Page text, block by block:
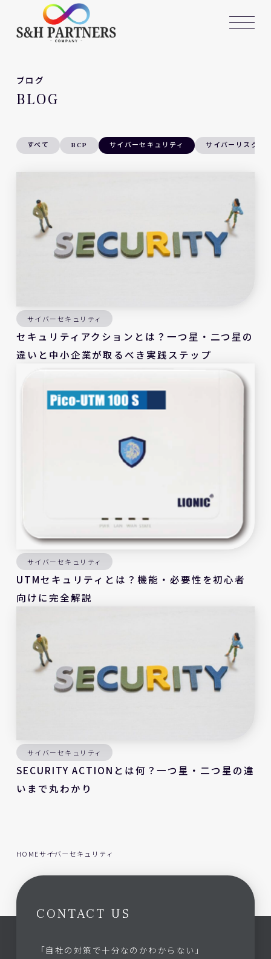
ブログ
BLOG
すべて BCP サイバーセキュリティ サイバーリスク対
サイバーセキュリティ
セキュリティアクションとは？一つ星・二つ星の
違いと中小企業が取るべき実践ステップ
サイバーセキュリティ
UTMセキュリティとは？機能・必要性を初心者
向けに完全解説
サイバーセキュリティ
SECURITY ACTIONとは何？一つ星・二つ星の違
いまで丸わかり
HOMEサイバーセキュリティ
CONTACT US
「自社の対策で十分なのかわからない」